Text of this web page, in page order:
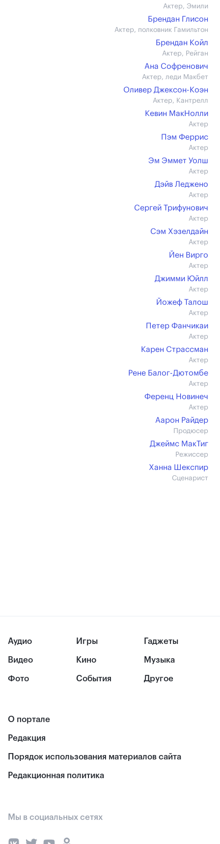
Актер, Эмили
Брендан Глисон
Актер, полковник Гамильтон
Брендан Койл
Актер, Рейган
Ана Софренович
Актер, леди Макбет
Оливер Джексон-Коэн
Актер, Кантрелл
Кевин МакНолли
Актер
Пэм Феррис
Актер
Эм Эммет Уолш
Актер
Дэйв Леджено
Актер
Сергей Трифунович
Актер
Сэм Хэзелдайн
Актер
Йен Вирго
Актер
Джимми Юйлл
Актер
Йожеф Талош
Актер
Петер Фанчикаи
Актер
Карен Страссман
Актер
Рене Балог-Дютомбе
Актер
Ференц Новинеч
Актер
Аарон Райдер
Продюсер
Джеймс МакТиг
Режиссер
Ханна Шекспир
Сценарист
Аудио
Видео
Фото
Игры
Кино
События
Гаджеты
Музыка
Другое
О портале
Редакция
Порядок использования материалов сайта
Редакционная политика
Мы в социальных сетях